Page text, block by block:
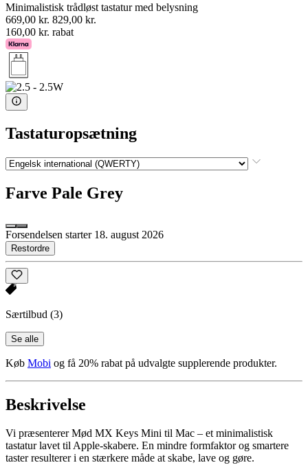
Minimalistisk trådløst tastatur med belysning
669,00 kr. 829,00 kr.
160,00 kr. rabat
Tastaturopsætning
Farve Pale Grey
Forsendelsen starter 18. august 2026
Restordre
Særtilbud (3)
Se alle
Køb Mobi og få 20% rabat på udvalgte supplerende produkter.
Beskrivelse
Vi præsenterer Mød MX Keys Mini til Mac – et minimalistisk
tastatur lavet til Apple-skabere. En mindre formfaktor og smartere
taster resulterer i en stærkere måde at skabe, lave og gøre.